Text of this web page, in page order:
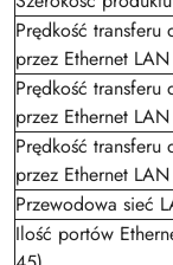
Prędkość transferu
przez Ethernet LAN
Prędkość transferu
przez Ethernet LAN
Prędkość transferu
przez Ethernet LAN
Przewodowa sieć
Ilość portów